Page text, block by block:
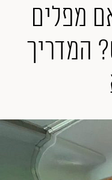
מפלים
המדריך